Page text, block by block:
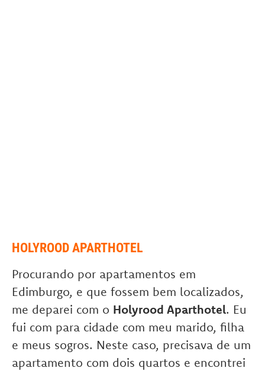
HOLYROOD APARTHOTEL
Procurando por apartamentos em
Edimburgo, e que fossem bem localizados,
me deparei com o Holyrood Aparthotel. Eu
fui com para cidade com meu marido, filha
e meus sogros. Neste caso, precisava de um
apartamento com dois quartos e encontrei